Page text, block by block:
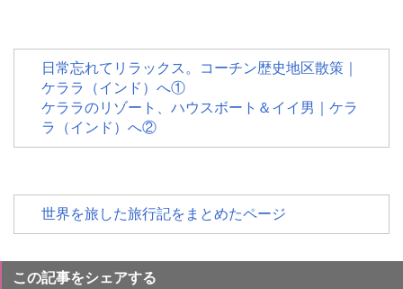
日常忘れてリラックス。コーチン歴史地区散策｜
ケララ（インド）へ①
ケララのリゾート、ハウスボート＆イイ男｜ケラ
ラ（インド）へ②
世界を旅した旅行記をまとめたページ
この記事をシェアする